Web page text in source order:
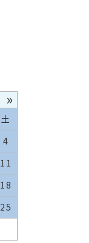
»
土
4
11
18
25